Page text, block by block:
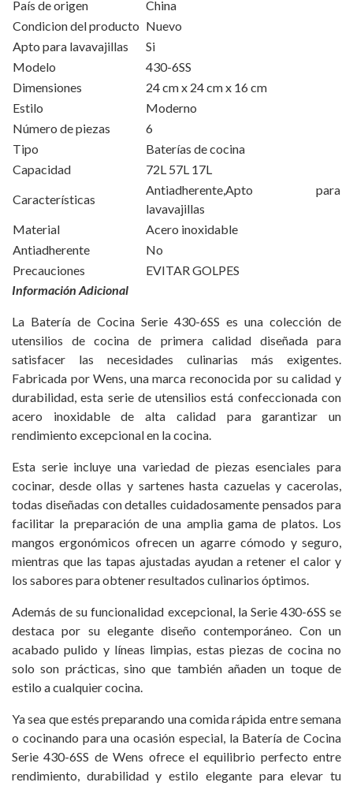
País de origen
China
Condicion del producto Nuevo
Apto para lavavajillas
Si
Modelo
430-6SS
Dimensiones
24 cm x 24 cm x 16 cm
Estilo
Moderno
Número de piezas
6
Tipo
Baterías de cocina
Capacidad
72L 57L 17L
Características
Antiadherente,Apto para
lavavajillas
Material
Acero inoxidable
Antiadherente
No
Precauciones
EVITAR GOLPES
Información Adicional
La Batería de Cocina Serie 430-6SS es una colección de
utensilios de cocina de primera calidad diseñada para
satisfacer las necesidades culinarias más exigentes.
Fabricada por Wens, una marca reconocida por su calidad y
durabilidad, esta serie de utensilios está confeccionada con
acero inoxidable de alta calidad para garantizar un
rendimiento excepcional en la cocina.
Esta serie incluye una variedad de piezas esenciales para
cocinar, desde ollas y sartenes hasta cazuelas y cacerolas,
todas diseñadas con detalles cuidadosamente pensados para
facilitar la preparación de una amplia gama de platos. Los
mangos ergonómicos ofrecen un agarre cómodo y seguro,
mientras que las tapas ajustadas ayudan a retener el calor y
los sabores para obtener resultados culinarios óptimos.
Además de su funcionalidad excepcional, la Serie 430-6SS se
destaca por su elegante diseño contemporáneo. Con un
acabado pulido y líneas limpias, estas piezas de cocina no
solo son prácticas, sino que también añaden un toque de
estilo a cualquier cocina.
Ya sea que estés preparando una comida rápida entre semana
o cocinando para una ocasión especial, la Batería de Cocina
Serie 430-6SS de Wens ofrece el equilibrio perfecto entre
rendimiento, durabilidad y estilo elegante para elevar tu